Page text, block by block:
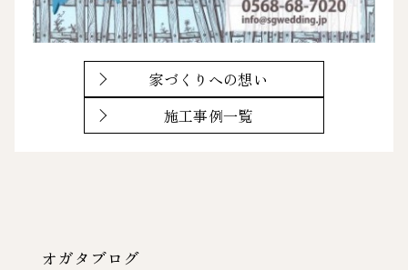
家づくりへの想い
施工事例一覧
オガタブログ